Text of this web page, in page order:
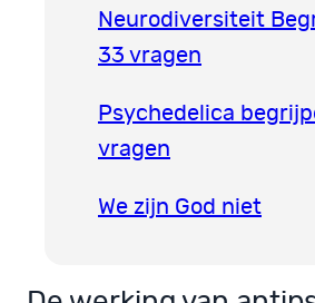
Neurodiversiteit
33 vragen
Psychedelica
vragen
We zijn God niet